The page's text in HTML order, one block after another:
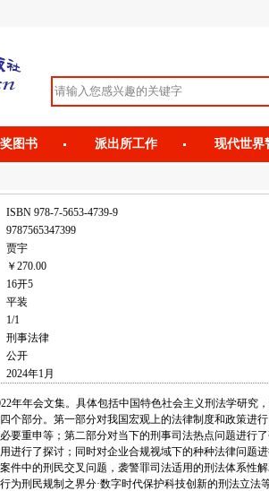
图书 派出所工作 现代世界
ISBN 978-7-5653-4739-9
9787565347399
贾宇
￥270.00
16开5
平装
1/1
刑事法律
公开
2024年1月
年会文集。具体包括中国特色社会主义刑法学研究，
个部分。第一部分对我国宏观上的法律制度和政策进
要重申等；第二部分对当下的刑事司法热点问题进行
进行了探讨；同时对企业合规视域下的种种法律问题
件中的刑民交叉问题，袭警罪司法适用的刑法体系性
为刑民规制之界分·数字时代保护科技创新的刑法立法等